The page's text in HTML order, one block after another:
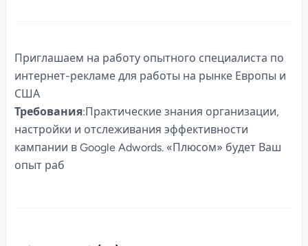
Приглашаем на работу опытного специалиста по
интернет-рекламе для работы на рынке Европы и
США
Требования:Практические знания организации,
настройки и отслеживания эффективности
кампании в Google Adwords. «Плюсом» будет Ваш
опыт раб